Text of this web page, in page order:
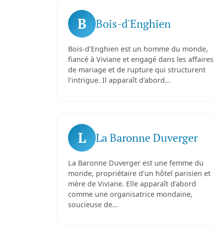
B Bois-d'Enghien
Bois-d'Enghien est un homme du monde,
fiancé à Viviane et engagé dans les affaires
de mariage et de rupture qui structurent
l'intrigue. Il apparaît d'abord...
L La Baronne Duverger
La Baronne Duverger est une femme du
monde, propriétaire d'un hôtel parisien et
mère de Viviane. Elle apparaît d'abord
comme une organisatrice mondaine,
soucieuse de...